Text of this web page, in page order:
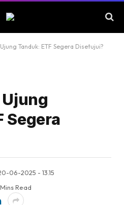
Tanduk: ETF Segera Disetujui?
Segera
06-2025 - 13.15
Read